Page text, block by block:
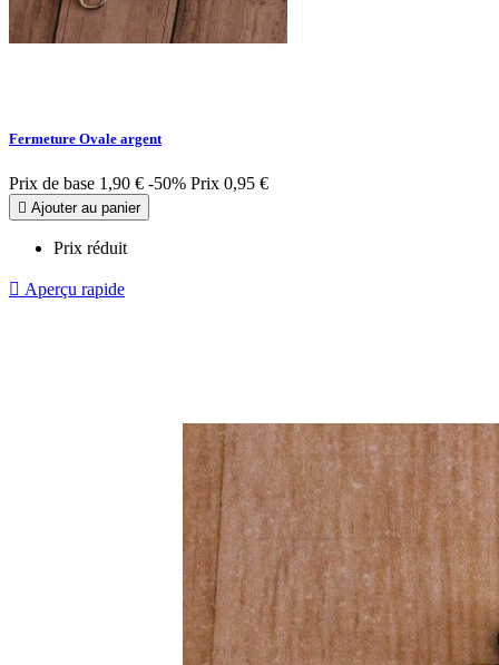
Fermeture Ovale argent
Prix de base 1,90 € -50% Prix 0,95 €
 Ajouter au panier
Prix réduit
 Aperçu rapide